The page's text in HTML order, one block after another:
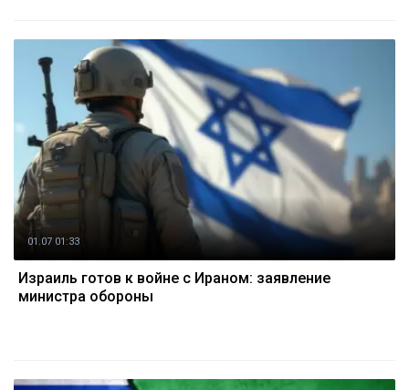
01.07 01:33
Израиль готов к войне с Ираном: заявление
министра обороны